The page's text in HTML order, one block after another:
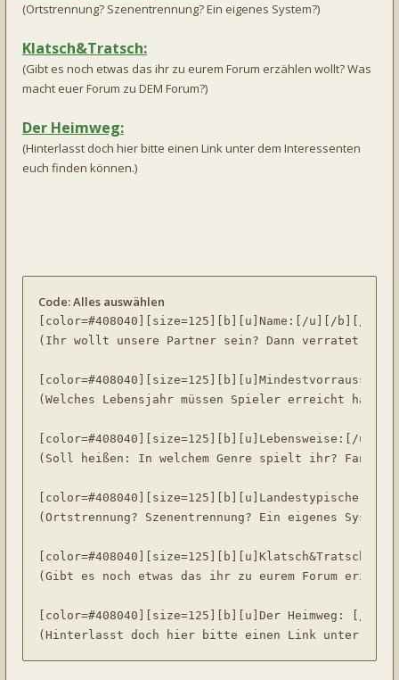
(Ortstrennung? Szenentrennung? Ein eigenes System?)
Klatsch&Tratsch:
(Gibt es noch etwas das ihr zu eurem Forum erzählen wollt? Was
macht euer Forum zu DEM Forum?)
Der Heimweg:
(Hinterlasst doch hier bitte einen Link unter dem Interessenten
euch finden können.)
Code:Alles auswählen
[color=#408040][size=125][b][u]Name:[/u][/b][/
(Ihr wollt unsere Partner sein? Dann verratet
(Welches Lebensjahr müssen Spieler erreicht
[color=#408040][size=125][b][u]Lebensweise:[/
(Soll heißen: In welchem Genre spielt ihr?
[color=#408040][size=125][b][u]Landestypische
(Ortstrennung? Szenentrennung? Ein eigenes
(Gibt es noch etwas das ihr zu eurem Forum
[color=#408040][size=125][b][u]Der Heimweg: [/
(Hinterlasst doch hier bitte einen Link unter dem